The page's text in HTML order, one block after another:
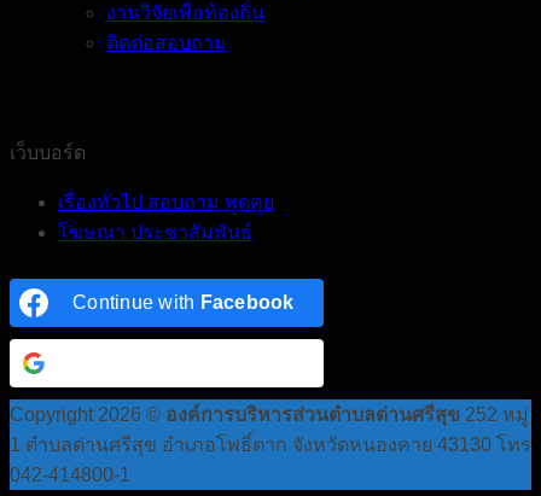
งานวิจัยเพื่อท้องถิ่น
ติดต่อสอบถาม
เว็บบอร์ด
เรื่องทั่วไป สอบถาม พูดคุย
โฆษณา ประชาสัมพันธ์
Continue with Facebook
Copyright 2026 © องค์การบริหารส่วนตำบลด่านศรีสุข 252 หมู่
1 ตำบลด่านศรีสุข อำเภอโพธิ์ตาก จังหวัดหนองคาย 43130 โทร
042-414800-1